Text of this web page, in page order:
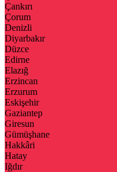
Çankırı
Çorum
Denizli
Diyarbakır
Düzce
Edirne
Elazığ
Erzincan
Erzurum
Eskişehir
Gaziantep
Giresun
Gümüşhane
Hakkâri
Hatay
Iğdır